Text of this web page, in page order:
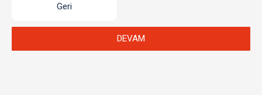
Geri
DEVAM